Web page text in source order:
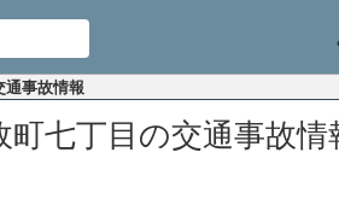
通事故情報
七丁目の交通事故情